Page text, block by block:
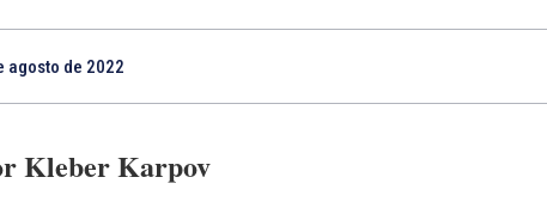
agosto de 2022
Kleber Karpov